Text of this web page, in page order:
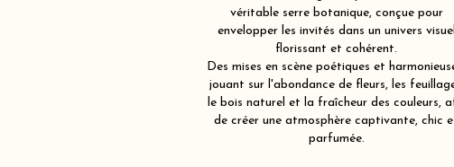
véritable serre botanique, conçue pour
envelopper les invités dans un univers visuel
florissant et cohérent.
Des mises en scène poétiques et
jouant sur l'abondance de fleurs, les
le bois naturel et la fraîcheur des couleurs,
de créer une atmosphère captivante, chic
parfumée.